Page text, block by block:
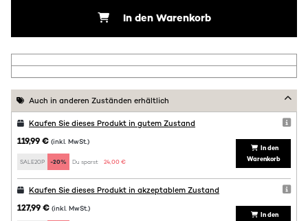
In den Warenkorb
Auch in anderen Zuständen erhältlich
Kaufen Sie dieses Produkt in gutem Zustand
119,99 € (inkl. MwSt.)
SALE20P -20% Du sparst: 24,00 €
In den
Warenkorb
Kaufen Sie dieses Produkt in akzeptablem Zustand
127,99 € (inkl. MwSt.)
In den